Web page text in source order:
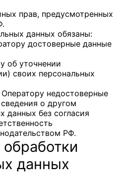
прав, предусмотренных
данных обязаны:
достоверные данные
об уточнении
своих персональных
недостоверные
о другом
данных без согласия
РФ.
данных